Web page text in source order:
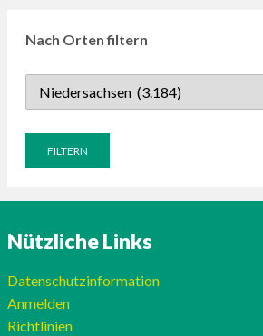
Nach Orten filtern
Nützliche Links
Datenschutzinformation
Anmelden
Richtlinien